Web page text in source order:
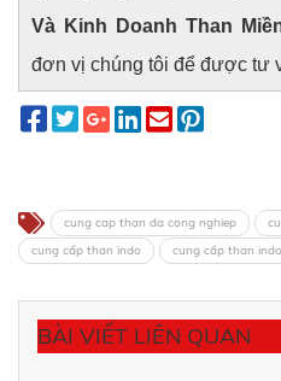
Và Kinh Doanh Than
đơn vị chúng tôi để được tư
cung cap than da cong nghiep
cung cấp than indo
cung cấp than
BÀI VIẾT LIÊN QUAN